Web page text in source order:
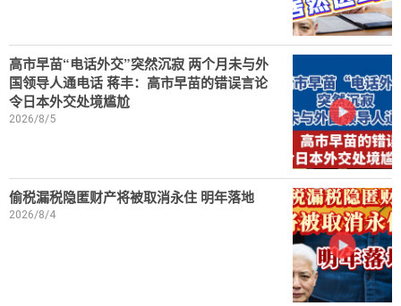
高市早苗“电话外交”突然沉寂 两个月未与外
国领导人通电话 蒋丰：高市早苗的错误言论
令日本外交处境尴尬
2026/8/5
偷税漏税隐匿财产将被取消永住 明年落地
2026/8/4